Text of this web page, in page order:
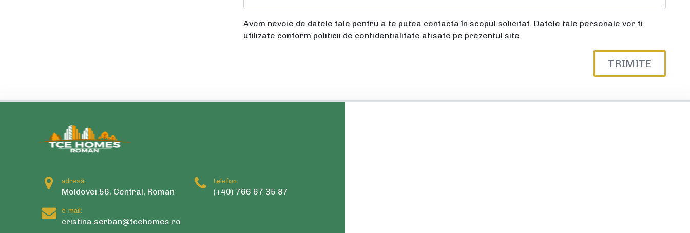
Avem nevoie de datele tale pentru a te putea contacta în scopul solicitat. Datele tale personale vor fi
utilizate conform politicii de confidentialitate afisate pe prezentul site.
TRIMITE
adresă:
Moldovei 56, Central, Roman
telefon:
(+40) 766 67 35 87
e-mail:
cristina.serban@tcehomes.ro